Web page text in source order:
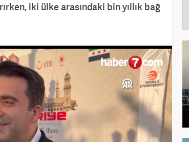
iki ülke arasındaki bin yıllık bağ